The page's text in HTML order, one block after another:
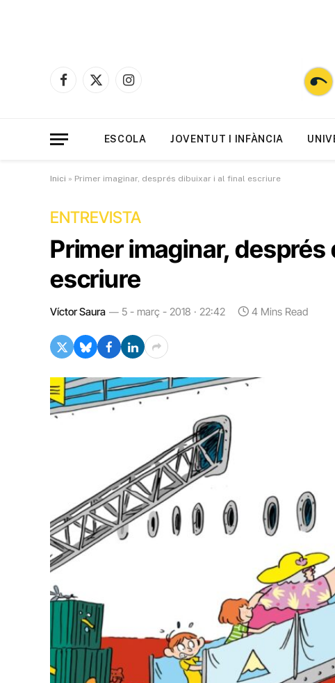
Facebook
X
Instagram
ESCOLA JOVENTUT I INFÀNCIA
Inici » Primer imaginar, després dibuixar i al final escriure
ENTREVISTA
Primer imaginar, després
escriure
Víctor Saura 5 - març - 2018 · 22:42 4 Mins Read